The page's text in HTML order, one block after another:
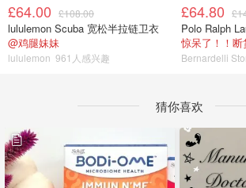
£64.00 £108.00
lululemon Scuba 宽松半拉链卫衣
@鸡腿妹妹
lululemon 961人感兴趣
£64.80
Polo Ralph
惊呆了！！断
Bernardelli
猜你喜欢